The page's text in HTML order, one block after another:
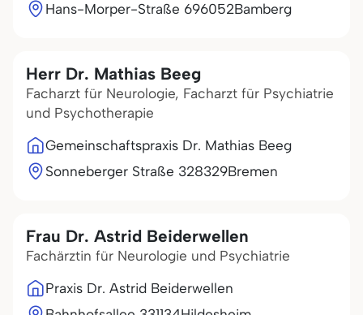
Hans-Morper-Straße 696052Bamberg
Herr Dr. Mathias Beeg
Facharzt für Neurologie, Facharzt für Psychiatrie
und Psychotherapie
Gemeinschaftspraxis Dr. Mathias Beeg
Sonneberger Straße 328329Bremen
Frau Dr. Astrid Beiderwellen
Fachärztin für Neurologie und Psychiatrie
Praxis Dr. Astrid Beiderwellen